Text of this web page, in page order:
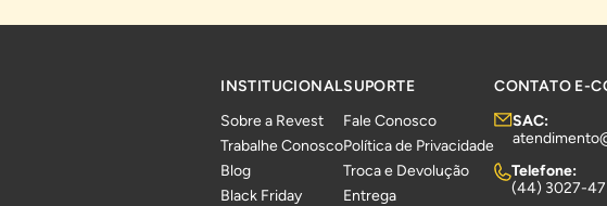
INSTITUCIONAL
Sobre a Revest
Trabalhe Conosco
Blog
Black Friday
SUPORTE
Fale Conosco
Política de Privacidade
Troca e Devolução
Entrega
CONTATO E-
SAC:
Telefone:
(44) 3027-